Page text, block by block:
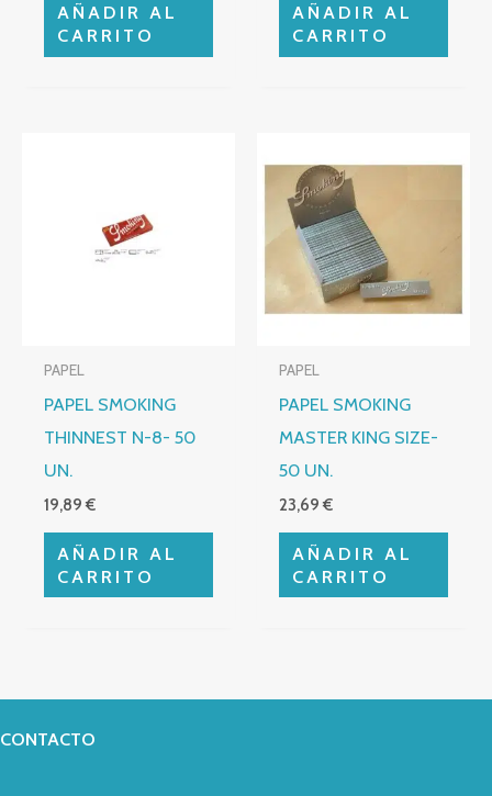
AÑADIR AL
CARRITO
AÑADIR AL
CARRITO
PAPEL
PAPEL SMOKING
THINNEST N-8- 50
UN.
19,89€
AÑADIR AL
CARRITO
PAPEL
PAPEL SMOKING
MASTER KING SIZE-
50 UN.
23,69€
AÑADIR AL
CARRITO
CONTACTO